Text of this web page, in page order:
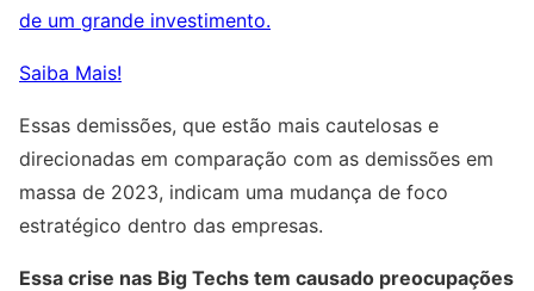
de um grande investimento.
Saiba Mais!
Essas demissões, que estão mais cautelosas e
direcionadas em comparação com as demissões em
massa de 2023, indicam uma mudança de foco
estratégico dentro das empresas.
Essa crise nas Big Techs tem causado preocupações